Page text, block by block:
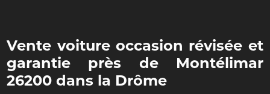
Vente voiture occasion révisée et
garantie près de Montélimar
26200 dans la Drôme